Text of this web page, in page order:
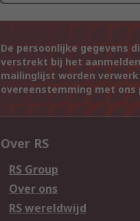
De persoonlijke gegevens
verstrekt bij het
mailinglijst worden
overeenstemming met ons
Over RS
RS Group
Over ons
RS wereldwijd